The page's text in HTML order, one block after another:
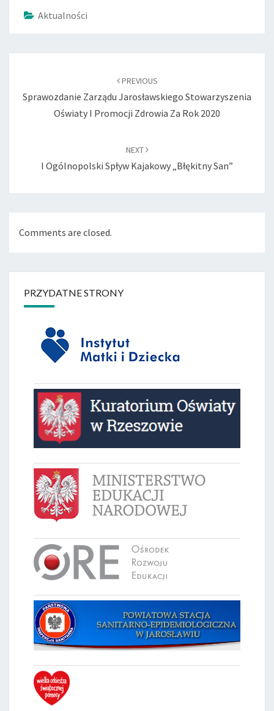
Aktualności
PREVIOUS
Sprawozdanie Zarządu Jarosławskiego Stowarzyszenia
Oświaty I Promocji Zdrowia Za Rok 2020
NEXT
I Ogólnopolski Spływ Kajakowy „Błękitny San”
Comments are closed.
PRZYDATNE STRONY